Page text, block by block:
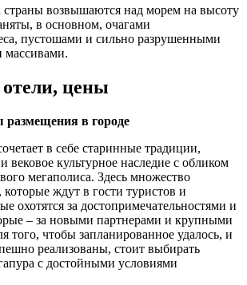
страны возвышаются над морем на высоту
в основном, очагами
пустошами и сильно разрушенными
массивами.
цены
в городе
в себе старинные традиции,
вековое культурное наследие с обликом
мегаполиса. Здесь множество
ждут в гости туристов и
охотятся за достопримечательностями и
– за новыми партнерами и крупными
того, чтобы запланированное удалось, и
реализованы, стоит выбирать
с достойными условиями